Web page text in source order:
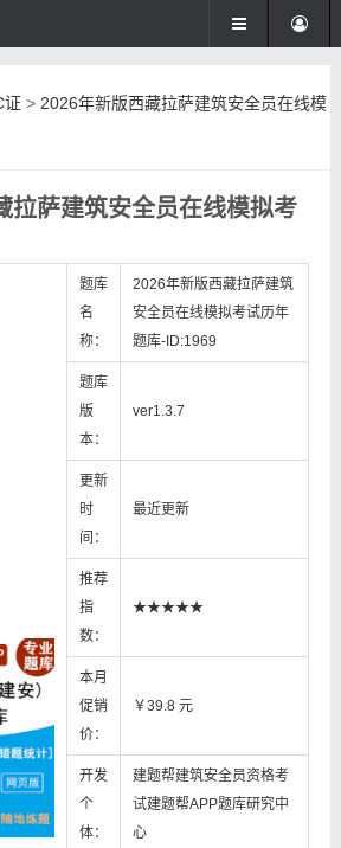
证> 2026年新版西藏拉萨建筑安全员在线模
拉萨建筑安全员在线模拟考
题库
名
称：
2026年新版西藏拉萨建筑
安全员在线模拟考试历年
题库-ID:1969
题库
版
本：
ver1.3.7
更新
时
间：
最近更新
推荐
指
数：
★★★★★
本月
促销
价：
￥39.8 元
开发
个
体：
建题帮建筑安全员资格考
试建题帮APP题库研究中
心